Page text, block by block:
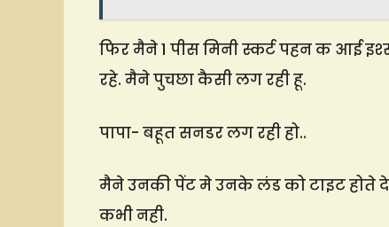
फिर मैने 1 पीस मिनी स्कर्ट पहन क आई
रहे. मैने पुचछा कैसी लग रही हू.
पापा- बहूत सनडर लग रही हो..
मैने उनकी पेंट मे उनके लंड को टाइट होते
कभी नही.